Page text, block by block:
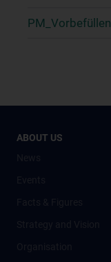
PM_Vorbefüllen
ABOUT US